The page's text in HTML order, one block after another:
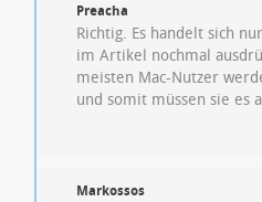
Preacha
Richtig. Es handelt sich
im Artikel nochmal
meisten Mac-Nutzer
und somit müssen sie es
Markossos